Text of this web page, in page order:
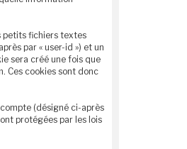
petits fichiers textes
par « user-id ») et un
sera créé une fois que
Ces cookies sont donc
(désigné ci-après
protégées par les lois